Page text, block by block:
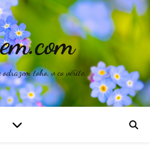
odrazem toho, v co věříte.